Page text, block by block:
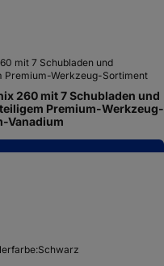
260 mit 7 Schubladen und
Premium-Werkzeug-
Vanadium